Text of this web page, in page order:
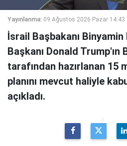
Yayınlanma: 09 Ağustos 2026 Pazar 14:43
İsrail Başbakanı Binyamin
Başkanı Donald Trump'ın
tarafından hazırlanan 15
planını mevcut haliyle
açıkladı.